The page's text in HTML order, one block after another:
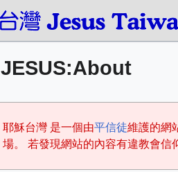
JESUS:About
耶穌台灣 是一個由平信徒維護的網
場。 若發現網站的內容有違教會信